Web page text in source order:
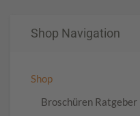
Shop Navigation
Shop
Broschüren Ratgeber